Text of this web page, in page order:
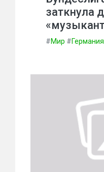
заткнула
#Мир #Германия